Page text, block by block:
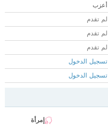
أعزب
لم تقدم
لم تقدم
لم تقدم
تسجيل الدخول
تسجيل الدخول
إمرأة